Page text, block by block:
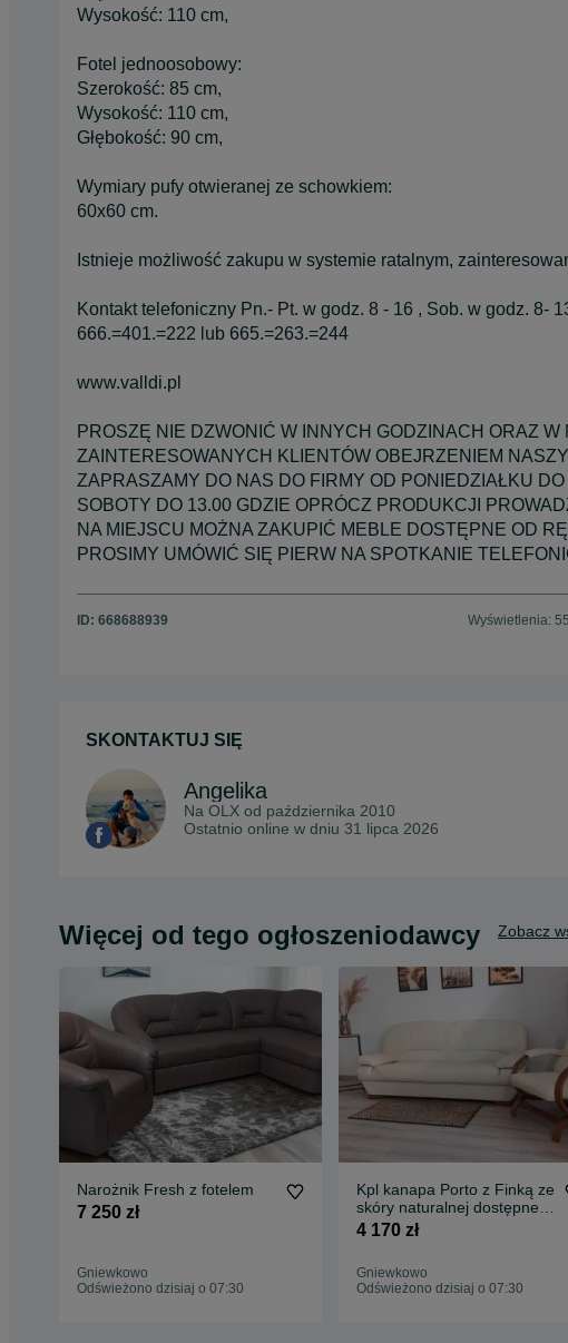
Wysokość: 110 cm,
Fotel jednoosobowy:
Szerokość: 85 cm,
Wysokość: 110 cm,
Głębokość: 90 cm,
Wymiary pufy otwieranej ze schowkiem:
60x60 cm.
Istnieje możliwość zakupu w systemie ratalnym,
Kontakt telefoniczny Pn.- Pt. w godz. 8 - 16 , Sob. w godz. 8-
666.=401.=222 lub 665.=263.=244
www.valldi.pl
PROSZĘ NIE DZWONIĆ W INNYCH GODZINACH ORAZ W
ZAINTERESOWANYCH KLIENTÓW OBEJRZENIEM
ZAPRASZAMY DO NAS DO FIRMY OD PONIEDZIAŁKU
SOBOTY DO 13.00 GDZIE OPRÓCZ PRODUKCJI
NA MIEJSCU MOŻNA ZAKUPIĆ MEBLE DOSTĘPNE OD
PROSIMY UMÓWIĆ SIĘ PIERW NA SPOTKANIE
ID: 668688939 Wyświetlenia:
SKONTAKTUJ SIĘ
Angelika
Na OLX od października 2010
Ostatnio online w dniu 31 lipca 2026
Więcej od tego ogłoszeniodawcy Zobacz
Narożnik Fresh z fotelem
7 250 zł
Gniewkowo
Odświeżono dzisiaj o 07:30
Kpl kanapa Porto z Finką ze
skóry naturalnej dostępne
od ręki
4 170 zł
Gniewkowo
Odświeżono dzisiaj o 07:30